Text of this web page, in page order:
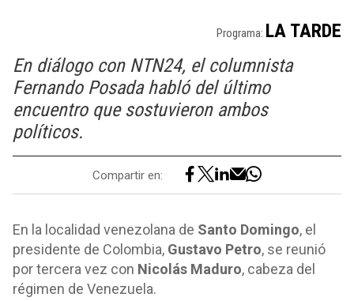
Programa: LA TARDE
En diálogo con NTN24, el columnista
Fernando Posada habló del último
encuentro que sostuvieron ambos
políticos.
Compartir en:
En la localidad venezolana de Santo Domingo, el
presidente de Colombia, Gustavo Petro, se reunió
por tercera vez con Nicolás Maduro, cabeza del
régimen de Venezuela.